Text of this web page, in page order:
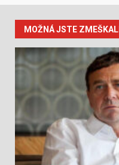
MOŽNÁ JSTE ZMEŠKALI